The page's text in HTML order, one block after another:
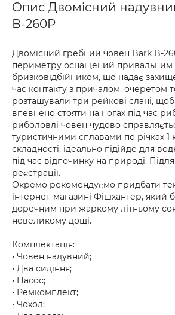
Опис Двомісний
В-260P
Двомісний гребний човен Bark B-
периметру оснащений привальним
бризковідбійником, що надає
час контакту з причалом, очеретом
розташували три рейкові слані,
впевнено стояти на ногах під час
риболовлі човен чудово
туристичними сплавами по річках 1
складності, ідеально підійде для
під час відпочинку на природі.
реєстрації.
Окремо рекомендуємо придбати
інтернет-магазині Фішхантер, який
доречним при жаркому літньому
невеликому дощі.
Комплектація:
• Човен надувний;
• Два сидіння;
• Насос;
• Ремкомплект;
• Чохол;